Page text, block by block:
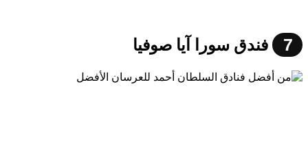
7 فندق سورا آيا صوفيا